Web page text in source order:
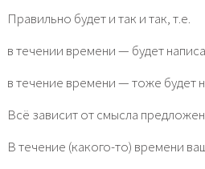
Правильно будет и так и так, т.е.
в течении времени — будет
в течение времени — тоже будет
Всё зависит от смысла
В течение (какого-то) времени